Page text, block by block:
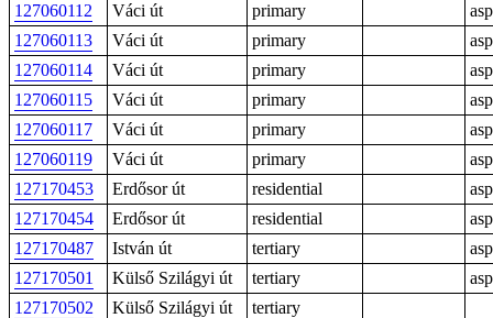
127060112
Váci út primary
127060113
Váci út primary
127060114
Váci út primary
127060115
Váci út primary
127060117
Váci út primary
127060119
Váci út primary
127170453
Erdősor út residential
127170454
Erdősor út residential
127170487
István út tertiary
127170501
Külső Szilágyi út tertiary
127170502
Külső Szilágyi út
tertiary